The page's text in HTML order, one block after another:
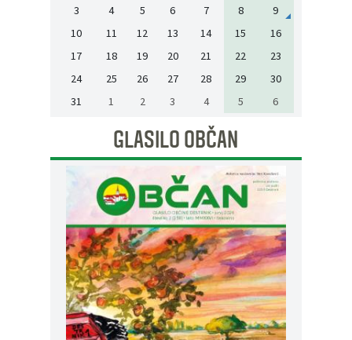
3
4 5 6 7 8
9
10
11 12 13 14 15
16
17
18 19 20 21 22
23
24
25 26 27 28 29
30
31
1 2 3 4 5 6
GLASILO OBČAN